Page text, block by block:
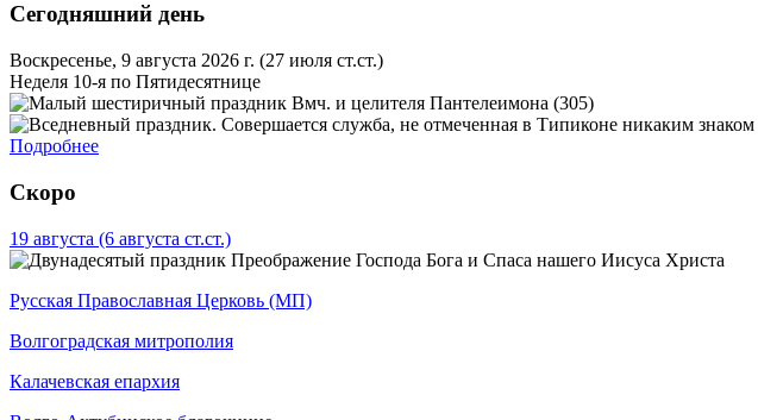
Сегодняшний день
Воскресенье, 9 августа 2026 г. (27 июля ст.ст.)
Неделя 10-я по Пятидесятнице
Вмч. и целителя Пантелеимона (305)
Подробнее
Скоро
19 августа (6 августа ст.ст.)
Преображение Господа Бога и Спаса нашего Иисуса Христа
Русская Православная Церковь (МП)
Волгоградская митрополия
Калачевская епархия